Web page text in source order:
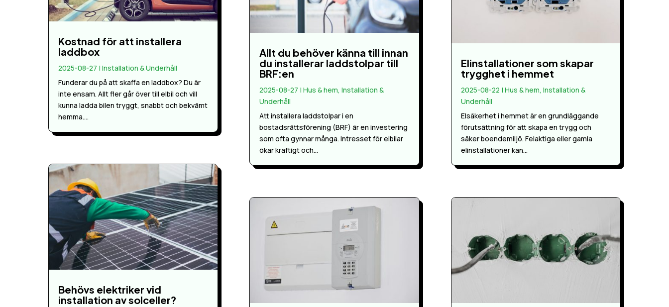
Kostnad för att installera
laddbox
2025-08-27 | Installation & Underhåll
Funderar du på att skaffa en laddbox? Du är
inte ensam. Allt fler går över till elbil och vill
kunna ladda bilen tryggt, snabbt och bekvämt
hemma....
Behövs elektriker vid
installation av solceller?
Allt du behöver känna till innan
du installerar laddstolpar till
BRF:en
2025-08-27 |Hus & hem,Installation &
Underhåll
Att installera laddstolpar i en
bostadsrättsförening (BRF) är en investering
som ofta gynnar många. Intresset för elbilar
ökar kraftigt och...
Elinstallationer som skapar
trygghet i hemmet
2025-08-22 | Hus & hem, Installation &
Underhåll
Elsäkerhet i hemmet är en grundläggande
förutsättning för att skapa en trygg och
säker boendemiljö. Felaktiga eller gamla
elinstallationer kan...